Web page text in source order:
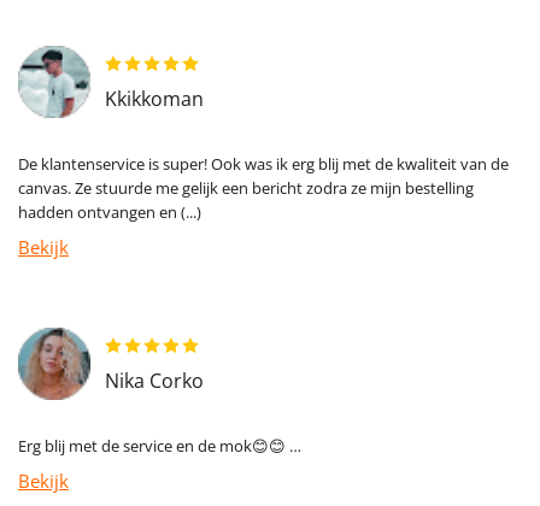
Kkikkoman
De klantenservice is super! Ook was ik erg blij met de kwaliteit van de
canvas. Ze stuurde me gelijk een bericht zodra ze mijn bestelling
hadden ontvangen en (...)
Bekijk
Nika Corko
Erg blij met de service en de mok😊😊 …
Bekijk